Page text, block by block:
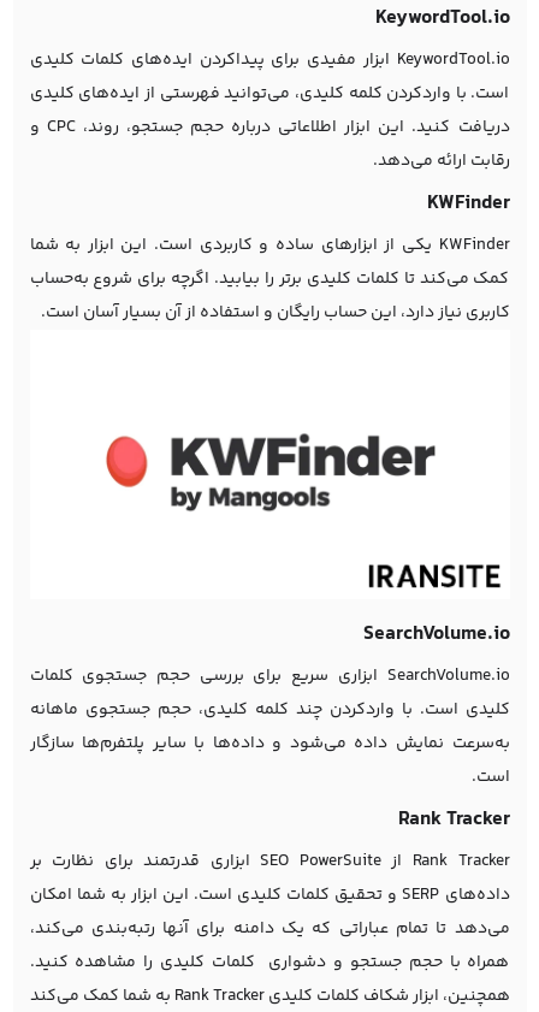
KeywordTool.io
KeywordTool.io ابزار مفیدی برای پیداکردن ایده‌های کلمات کلیدی
است. با واردکردن کلمه کلیدی، می‌توانید فهرستی از ایده‌های کلیدی
دریافت کنید. این ابزار اطلاعاتی درباره حجم جستجو، روند، CPC و
رقابت ارائه می‌دهد.
KWFinder
KWFinder یکی از ابزارهای ساده و کاربردی است. این ابزار به شما
کمک می‌کند تا کلمات کلیدی برتر را بیابید. اگرچه برای شروع به‌حساب
کاربری نیاز دارد، این حساب رایگان و استفاده از آن بسیار آسان است.
SearchVolume.io
SearchVolume.io ابزاری سریع برای بررسی حجم جستجوی کلمات
کلیدی است. با واردکردن چند کلمه کلیدی، حجم جستجوی ماهانه
به‌سرعت نمایش داده می‌شود و داده‌ها با سایر پلتفرم‌ها سازگار
است.
Rank Tracker
Rank Tracker از SEO PowerSuite ابزاری قدرتمند برای نظارت بر
داده‌های SERP و تحقیق کلمات کلیدی است. این ابزار به شما امکان
می‌دهد تا تمام عباراتی که یک دامنه برای آنها رتبه‌بندی می‌کند،
همراه با حجم جستجو و دشواری کلمات کلیدی را مشاهده کنید.
همچنین، ابزار شکاف کلمات کلیدی Rank Tracker به شما کمک می‌کند